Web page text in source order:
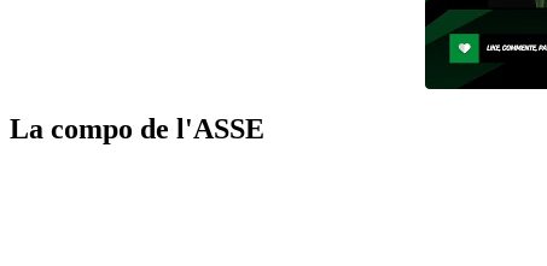
La compo de l'ASSE